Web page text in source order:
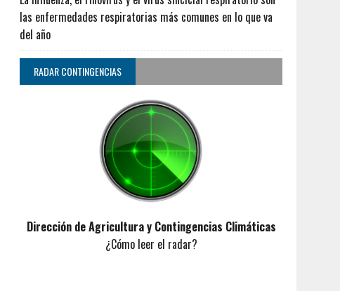
las enfermedades respiratorias más comunes en lo que va
del año
RADAR CONTINGENCIAS
Dirección de Agricultura y Contingencias Climáticas
¿Cómo leer el radar?